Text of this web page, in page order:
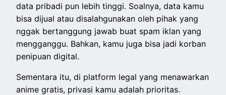
data pribadi pun lebih tinggi. Soalnya, data kamu
bisa dijual atau disalahgunakan oleh pihak yang
nggak bertanggung jawab buat spam iklan yang
mengganggu. Bahkan, kamu juga bisa jadi korban
penipuan digital.
Sementara itu, di platform legal yang menawarkan
anime gratis, privasi kamu adalah prioritas.